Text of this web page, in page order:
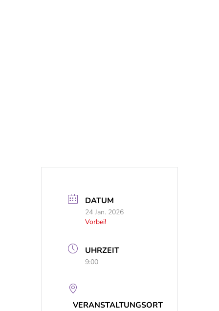
DATUM
24 Jan. 2026
Vorbei!
UHRZEIT
9:00
VERANSTALTUNGSORT